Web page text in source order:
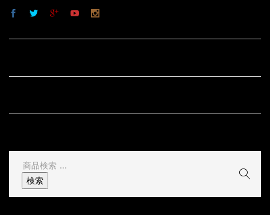
検
索
結
検索